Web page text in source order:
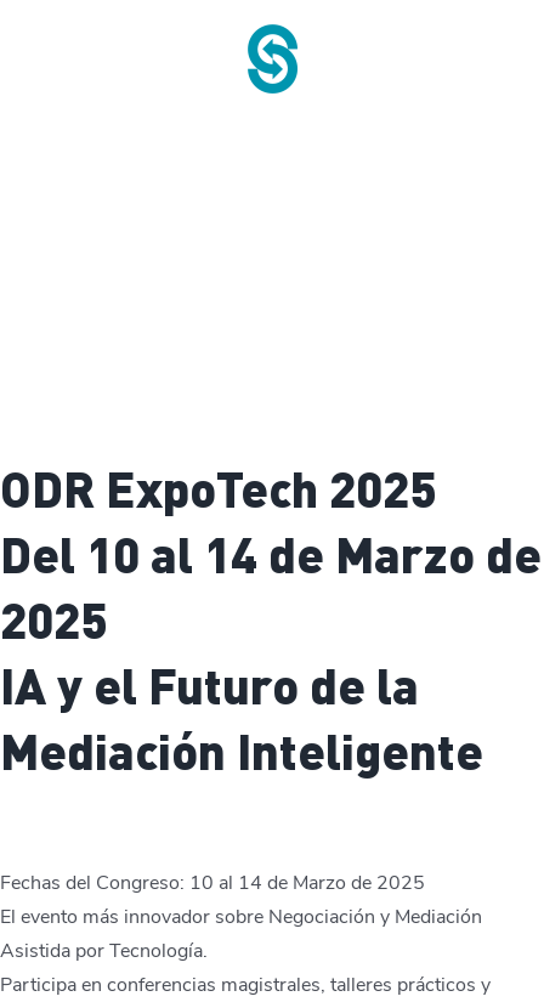
ODR ExpoTech 2025
Del 10 al 14 de Marzo de
2025
IA y el Futuro de la
Mediación Inteligente
Fechas del Congreso: 10 al 14 de Marzo de 2025
El evento más innovador sobre Negociación y Mediación
Asistida por Tecnología.
Participa en conferencias magistrales, talleres prácticos y